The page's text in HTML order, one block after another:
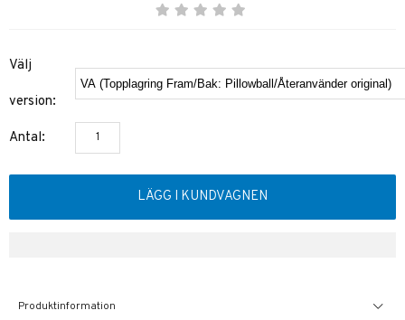
Välj
version:
Antal:
LÄGG I KUNDVAGNEN
Produktinformation